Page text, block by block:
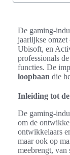
De gaming-
jaarlijkse omzet
Ubisoft, en
professionals
functies. De
loopbaan die
Inleiding tot
De gaming-
om de
ontwikkelaars
maar ook op
meebrengt,